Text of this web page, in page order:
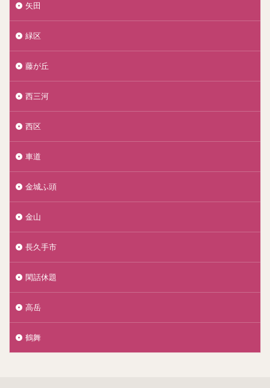
矢田
緑区
藤が丘
西三河
西区
車道
金城ふ頭
金山
長久手市
閑話休題
高岳
鶴舞